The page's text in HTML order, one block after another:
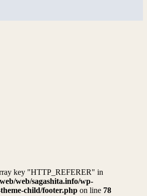
key "HTTP_REFERER" in
web/sagashita.info/wp-
child/footer.php on line 78